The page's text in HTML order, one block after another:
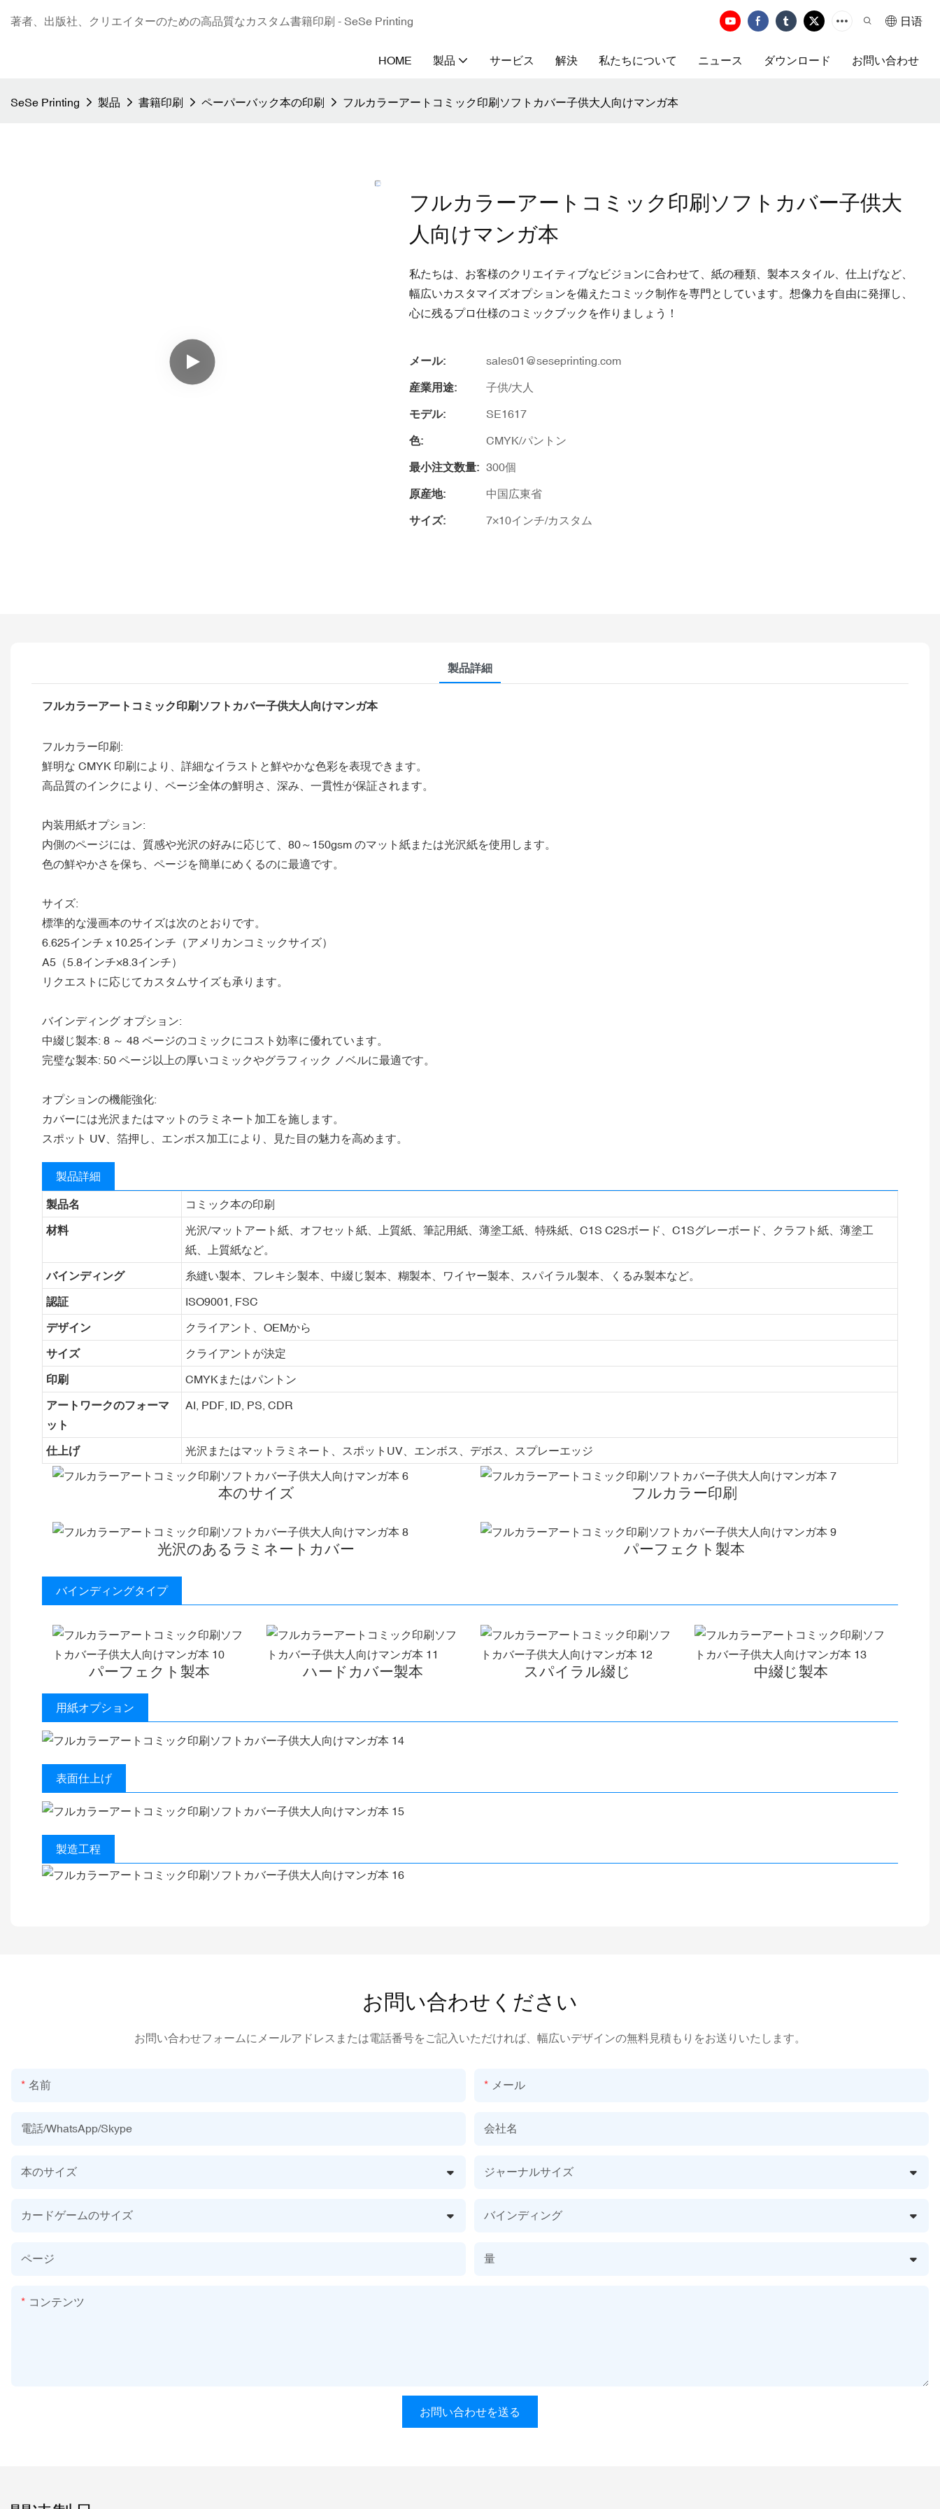
著者、出版社、クリエイターのための高品質なカスタム書籍印刷 - SeSe Printing 日语
HOME 製品 サービス 解決 私たちについて ニュース ダウンロード お問い合わせ
SeSe Printing 製品 書籍印刷 ペーパーバック本の印刷 フルカラーアートコミック印刷ソフトカバー子供大人向けマンガ本
フルカラーアートコミック印刷ソフトカバー子供大
人向けマンガ本
私たちは、お客様のクリエイティブなビジョンに合わせて、紙の種類、製本スタイル、仕上げなど、
幅広いカスタマイズオプションを備えたコミック制作を専門としています。想像力を自由に発揮し、
心に残るプロ仕様のコミックブックを作りましょう！
メール: sales01@seseprinting.com
産業用途: 子供/大人
モデル: SE1617
色: CMYK/パントン
最小注文数量: 300個
原産地: 中国広東省
サイズ: 7×10インチ/カスタム
製品詳細
フルカラーアートコミック印刷ソフトカバー子供大人向けマンガ本
フルカラー印刷:
鮮明な CMYK 印刷により、詳細なイラストと鮮やかな色彩を表現できます。
高品質のインクにより、ページ全体の鮮明さ、深み、一貫性が保証されます。
内装用紙オプション:
内側のページには、質感や光沢の好みに応じて、80～150gsm のマット紙または光沢紙を使用します。
色の鮮やかさを保ち、ページを簡単にめくるのに最適です。
サイズ:
標準的な漫画本のサイズは次のとおりです。
6.625インチ x 10.25インチ（アメリカンコミックサイズ）
A5（5.8インチ×8.3インチ）
リクエストに応じてカスタムサイズも承ります。
バインディング オプション:
中綴じ製本: 8 ～ 48 ページのコミックにコスト効率に優れています。
完璧な製本: 50 ページ以上の厚いコミックやグラフィック ノベルに最適です。
オプションの機能強化:
カバーには光沢またはマットのラミネート加工を施します。
スポット UV、箔押し、エンボス加工により、見た目の魅力を高めます。
製品詳細
製品名 コミック本の印刷
材料
光沢/マットアート紙、オフセット紙、上質紙、筆記用紙、薄塗工紙、特殊紙、C1S C2Sボード、C1Sグレーボード、クラフト紙、薄塗工
紙、上質紙など。
バインディング 糸縫い製本、フレキシ製本、中綴じ製本、糊製本、ワイヤー製本、スパイラル製本、くるみ製本など。
認証 ISO9001, FSC
デザイン クライアント、OEMから
サイズ クライアントが決定
印刷 CMYKまたはパントン
アートワークのフォーマ
ット
AI, PDF, ID, PS, CDR
仕上げ 光沢またはマットラミネート、スポットUV、エンボス、デボス、スプレーエッジ
本のサイズ フルカラー印刷
光沢のあるラミネートカバー パーフェクト製本
バインディングタイプ
パーフェクト製本 ハードカバー製本 スパイラル綴じ 中綴じ製本
用紙オプション
表面仕上げ
製造工程
お問い合わせください
お問い合わせフォームにメールアドレスまたは電話番号をご記入いただければ、幅広いデザインの無料見積もりをお送りいたします。
名前 メール
電話/WhatsApp/Skype 会社名
本のサイズ ジャーナルサイズ
カードゲームのサイズ バインディング
ページ 量
コンテンツ
お問い合わせを送る